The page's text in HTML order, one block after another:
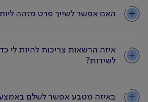
האם אפשר לשייך פרט מזהה
איזה הרשאות צריכות להיות לי
לשירות?
באיזה מטבע אפשר לשלם